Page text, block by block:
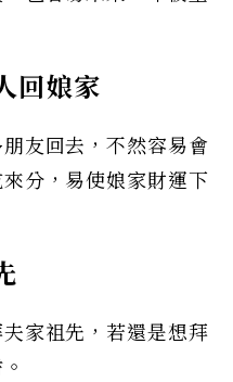
回娘家
友回去，不然容易會
分，易使娘家財運下
家祖先，若還是想拜